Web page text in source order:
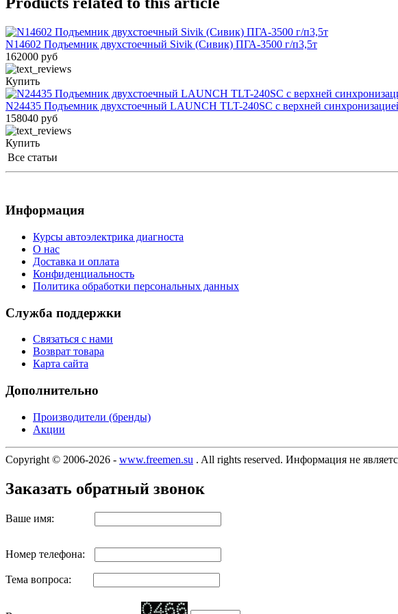
N14602 Подъемник двухстоечный Sivik (Сивик) ПГА-3500 г/п3,5т
162000 руб
Купить
N24435 Подъемник двухстоечный LAUNCH TLT-240SC с верхней
158040 руб
Купить
Все статьи
Информация
Курсы автоэлектрика диагноста
О нас
Доставка и оплата
Конфиденциальность
Политика обработки персональных данных
Служба поддержки
Связаться с нами
Возврат товара
Карта сайта
Дополнительно
Производители (бренды)
Акции
Copyright © 2006-2026 - www.freemen.su . All rights reserved. Информация не
Заказать обратный звонок
Ваше имя:
Номер телефона:
Тема вопроса: